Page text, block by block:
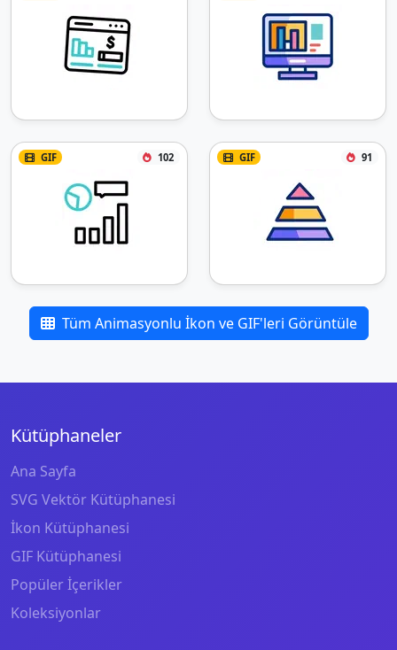
GIF 102 GIF 91
Tüm Animasyonlu İkon ve GIF'leri Görüntüle
Kütüphaneler
Ana Sayfa
SVG Vektör Kütüphanesi
İkon Kütüphanesi
GIF Kütüphanesi
Popüler İçerikler
Koleksiyonlar